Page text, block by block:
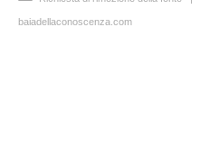
baiadellaconoscenza.com